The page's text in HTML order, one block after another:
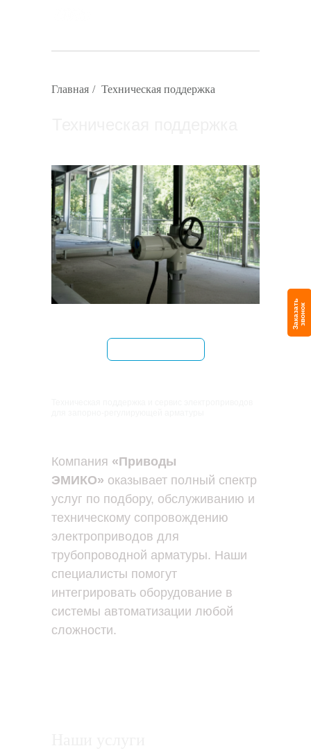
Главная / Техническая поддержка
Компания «Приводы
ЭМИКО» оказывает полный спектр
услуг по подбору, обслуживанию и
техническому сопровождению
электроприводов для
трубопроводной арматуры. Наши
специалисты помогут
интегрировать оборудование в
системы автоматизации любой
сложности.
З
а
к
а
з
ат
ь
з
в
о
н
ок